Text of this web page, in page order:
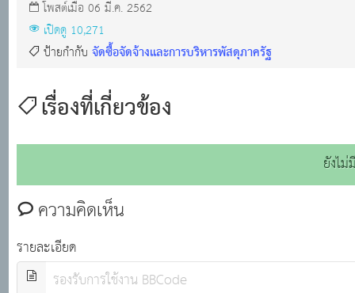
โพสต์เมื่อ 06 มี.ค. 2562
เปิดดู 10,271
ป้ายกำกับจัดซื้อจัดจ้างและการบริหารพัสดุภาครัฐ
เรื่องที่เกี่ยวข้อง
ยังไ
ความคิดเห็น
รายละเอียด